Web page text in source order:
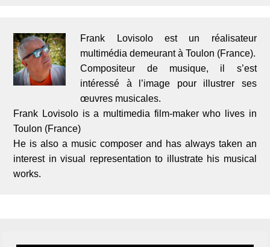
Frank Lovisolo est un réalisateur
multimédia demeurant à Toulon (France).
Compositeur de musique, il s’est
intéressé à l’image pour illustrer ses
œuvres musicales.
Frank Lovisolo is a multimedia film-maker who lives in
Toulon (France)
He is also a music composer and has always taken an
interest in visual representation to illustrate his musical
works.